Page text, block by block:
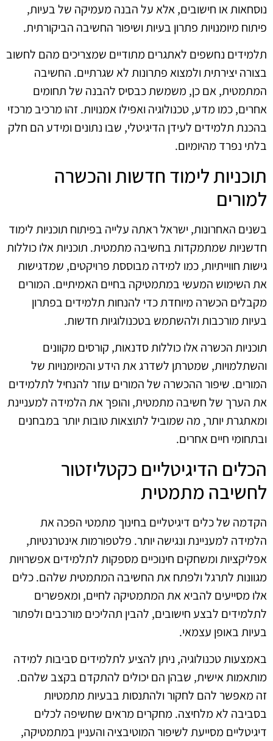
נוסחאות או חישובים, אלא על הבנה מעמיקה של בעיות,
פיתוח מיומנויות פתרון בעיות ושיפור החשיבה הביקורתית.
תלמידים נחשפים לאתגרים מתודיים שמצריכים מהם לחשוב
בצורה יצירתית ולמצוא פתרונות לא שגרתיים. החשיבה
המתמטית, אם כן, משמשת כבסיס להבנה של תחומים
אחרים, כמו מדע, טכנולוגיה ואפילו אמנויות. זהו מרכיב מרכזי
בהכנת תלמידים לעידן הדיגיטלי, שבו נתונים ומידע הם חלק
בלתי נפרד מהיומיום.
תוכניות לימוד חדשות והכשרה
למורים
בשנים האחרונות, ישראל ראתה עלייה בפיתוח תוכניות לימוד
חדשניות שמתמקדות בחשיבה מתמטית. תוכניות אלו כוללות
גישות חווייתיות, כמו למידה מבוססת פרויקטים, שמדגישות
את השימוש המעשי במתמטיקה בחיים האמיתיים. המורים
מקבלים הכשרה מיוחדת כדי להנחות תלמידים בפתרון
בעיות מורכבות ולהשתמש בטכנולוגיות חדשות.
תוכניות הכשרה אלו כוללות סדנאות, קורסים מקוונים
והשתלמויות, שמטרתן לשדרג את הידע והמיומנויות של
המורים. שיפור ההכשרה של המורים עוזר להנחיל לתלמידים
את הערך של חשיבה מתמטית, והופך את הלמידה למעניינת
ומאתגרת יותר, מה שמוביל לתוצאות טובות יותר במבחנים
ובתחומי חיים אחרים.
הכלים הדיגיטליים כקטליזטור
לחשיבה מתמטית
הקדמה של כלים דיגיטליים בחינוך מתמטי הפכה את
הלמידה למעניינת ונגישה יותר. פלטפורמות אינטרנטיות,
אפליקציות ומשחקים חינוכיים מספקות לתלמידים אפשרויות
מגוונות לתרגל ולפתח את החשיבה המתמטית שלהם. כלים
אלו מסייעים להביא את המתמטיקה לחיים, ומאפשרים
לתלמידים לבצע חישובים, להבין תהליכים מורכבים ולפתור
בעיות באופן עצמאי.
באמצעות טכנולוגיה, ניתן להציע לתלמידים סביבות למידה
מותאמות אישית, שבהן הם יכולים להתקדם בקצב שלהם.
זה מאפשר להם לחקור ולהתנסות בבעיות מתמטיות
בסביבה לא מלחיצה. מחקרים מראים שחשיפה לכלים
דיגיטליים מסייעת לשיפור המוטיבציה והעניין במתמטיקה,